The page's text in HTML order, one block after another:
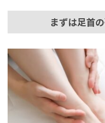
まずは足首